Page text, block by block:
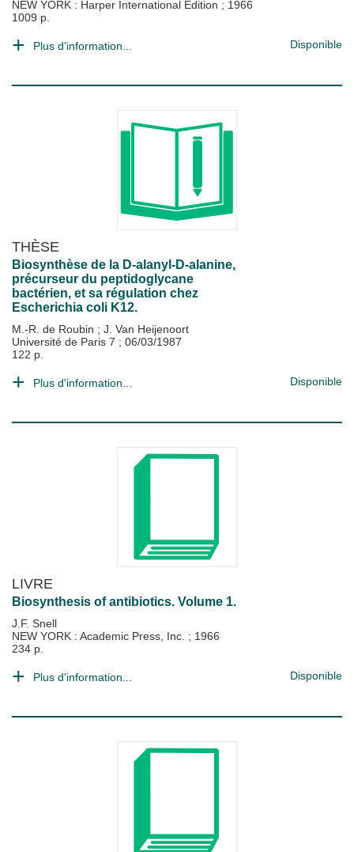
NEW YORK : Harper International Edition ; 1966
1009 p.
Plus d'information... Disponible
THÈSE
Biosynthèse de la D-alanyl-D-alanine,
précurseur du peptidoglycane
bactérien, et sa régulation chez
Escherichia coli K12.
M.-R. de Roubin ; J. Van Heijenoort
Université de Paris 7 ; 06/03/1987
122 p.
Plus d'information... Disponible
LIVRE
Biosynthesis of antibiotics. Volume 1.
J.F. Snell
NEW YORK : Academic Press, Inc. ; 1966
234 p.
Plus d'information... Disponible